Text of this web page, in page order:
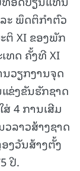
ະ ພຶດຕິກຳຕົວ
ຕິ XI ຂອງພັກ
ທດ ຄັ້ງທີ XI
ວຽກງານຈຸດ
ຂ່ງຂັນຮັກຊາດ
4 ການເສີມ
ລາວສ້າງຊາດ
ງວັນສ້າງຕັ້ງ
ປີ.